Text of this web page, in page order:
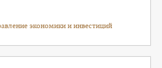
экономики и инвестиций